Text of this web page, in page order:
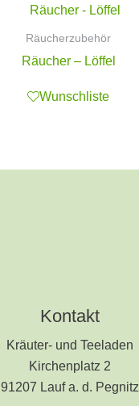
Räucherzubehör
Räucher – Löffel
Wunschliste
Kontakt
Kräuter- und Teeladen
Kirchenplatz 2
91207 Lauf a. d. Pegnitz